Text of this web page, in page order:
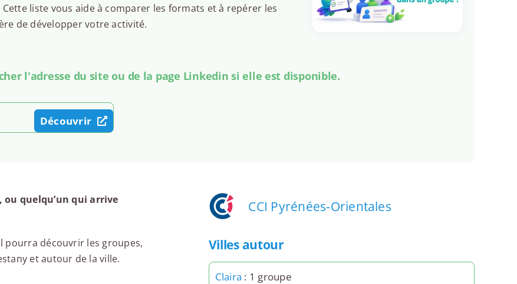
liste vous aide à comparer les formats et à repérer les
de développer votre activité.
l'adresse du site ou de la page Linkedin si elle est disponible.
Découvrir
ou quelqu’un qui arrive
pourra découvrir les groupes,
et autour de la ville.
CCI Pyrénées-Orientales
Villes autour
Claira : 1 groupe